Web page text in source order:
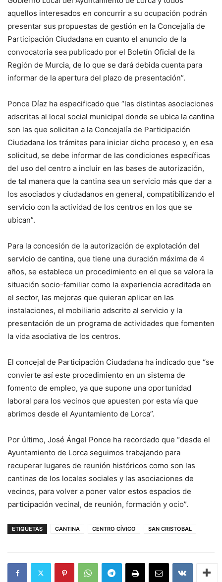
aquellos interesados en concurrir a su ocupación podrán
presentar sus propuestas de gestión en la Concejalía de
Participación Ciudadana en cuanto el anuncio de la
convocatoria sea publicado por el Boletín Oficial de la
Región de Murcia, de lo que se dará debida cuenta para
informar de la apertura del plazo de presentación”.
Ponce Díaz ha especificado que “las distintas asociaciones
adscritas al local social municipal donde se ubica la cantina
son las que solicitan a la Concejalía de Participación
Ciudadana los trámites para iniciar dicho proceso y, en esa
solicitud, se debe informar de las condiciones específicas
del uso del centro a incluir en las bases de autorización,
de tal manera que la cantina sea un servicio más que dar a
los asociados y ciudadanos en general, compatibilizando el
servicio con la actividad de los centros en los que se
ubican”.
Para la concesión de la autorización de explotación del
servicio de cantina, que tiene una duración máxima de 4
años, se establece un procedimiento en el que se valora la
situación socio-familiar como la experiencia acreditada en
el sector, las mejoras que quieran aplicar en las
instalaciones, el mobiliario adscrito al servicio y la
presentación de un programa de actividades que fomenten
la vida asociativa de los centros.
El concejal de Participación Ciudadana ha indicado que “se
convierte así este procedimiento en un sistema de
fomento de empleo, ya que supone una oportunidad
laboral para los vecinos que apuesten por esta vía que
abrimos desde el Ayuntamiento de Lorca”.
Por último, José Ángel Ponce ha recordado que “desde el
Ayuntamiento de Lorca seguimos trabajando para
recuperar lugares de reunión históricos como son las
cantinas de los locales sociales y las asociaciones de
vecinos, para volver a poner valor estos espacios de
participación vecinal, de reunión, formación y ocio”.
ETIQUETAS CANTINA CENTRO CÍVICO SAN CRISTOBAL